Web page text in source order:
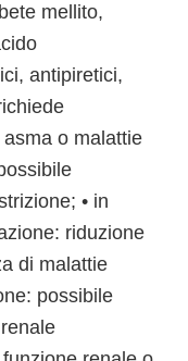
mellito,
antipiretici,
o malattie
• in
riduzione
di malattie
possibile